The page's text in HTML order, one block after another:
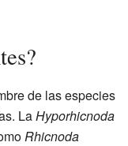
de las especies
LaHyporhicnoda
Rhicnoda